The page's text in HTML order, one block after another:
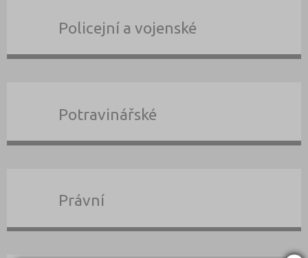
Policejní a vojenské
Potravinářské
Právní